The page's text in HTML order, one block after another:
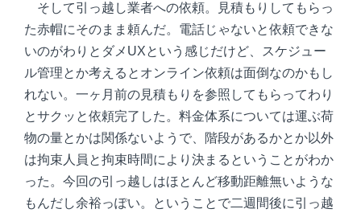
そして引っ越し業者への依頼。見積もりしてもらっ
た赤帽にそのまま頼んだ。電話じゃないと依頼できな
いのがわりとダメUXという感じだけど、スケジュー
ル管理とか考えるとオンライン依頼は面倒なのかもし
れない。一ヶ月前の見積もりを参照してもらってわり
とサクッと依頼完了した。料金体系については運ぶ荷
物の量とかは関係ないようで、階段があるかとか以外
は拘束人員と拘束時間により決まるということがわか
った。今回の引っ越しはほとんど移動距離無いような
もんだし余裕っぽい。ということで二週間後に引っ越